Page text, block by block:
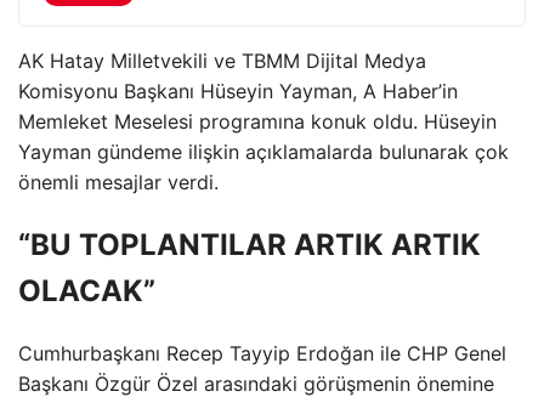
AK Hatay Milletvekili ve TBMM Dijital Medya
Komisyonu Başkanı Hüseyin Yayman, A Haber’in
Memleket Meselesi programına konuk oldu. Hüseyin
Yayman gündeme ilişkin açıklamalarda bulunarak çok
önemli mesajlar verdi.
“BU TOPLANTILAR ARTIK ARTIK
OLACAK”
Cumhurbaşkanı Recep Tayyip Erdoğan ile CHP Genel
Başkanı Özgür Özel arasındaki görüşmenin önemine